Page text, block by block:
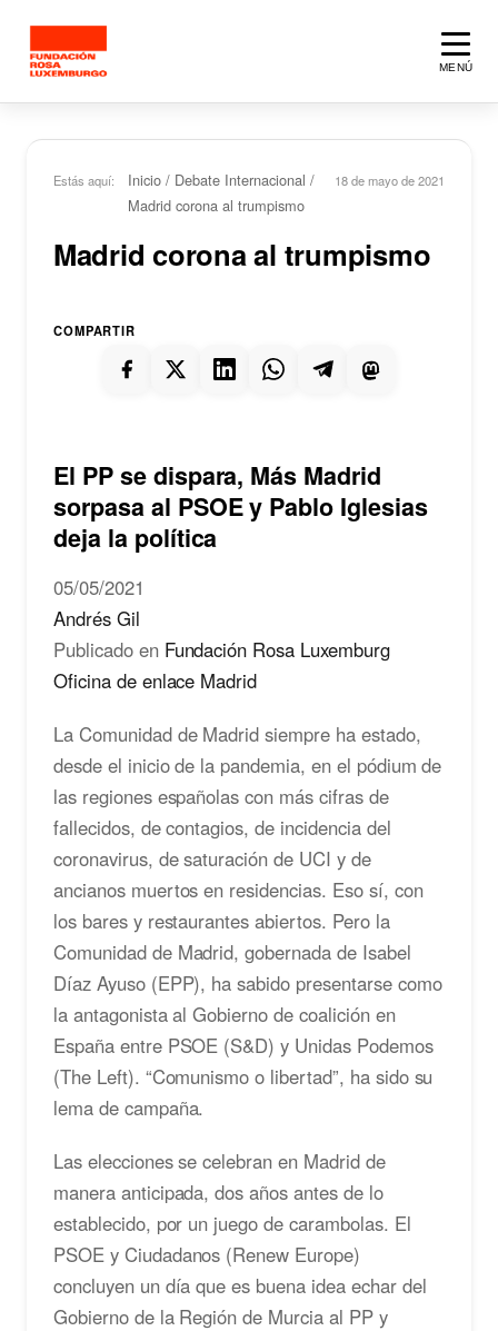
MENÚ
Estás aquí: Inicio / Debate Internacional /
Madrid corona al trumpismo
18 de mayo de 2021
Madrid corona al trumpismo
COMPARTIR
El PP se dispara, Más Madrid
sorpasa al PSOE y Pablo Iglesias
deja la política
05/05/2021
Andrés Gil
Publicado en Fundación Rosa Luxemburg
Oficina de enlace Madrid
La Comunidad de Madrid siempre ha estado,
desde el inicio de la pandemia, en el pódium de
las regiones españolas con más cifras de
fallecidos, de contagios, de incidencia del
coronavirus, de saturación de UCI y de
ancianos muertos en residencias. Eso sí, con
los bares y restaurantes abiertos. Pero la
Comunidad de Madrid, gobernada de Isabel
Díaz Ayuso (EPP), ha sabido presentarse como
la antagonista al Gobierno de coalición en
España entre PSOE (S&D) y Unidas Podemos
(The Left). “Comunismo o libertad”, ha sido su
lema de campaña.
Las elecciones se celebran en Madrid de
manera anticipada, dos años antes de lo
establecido, por un juego de carambolas. El
PSOE y Ciudadanos (Renew Europe)
concluyen un día que es buena idea echar del
Gobierno de la Región de Murcia al PP y